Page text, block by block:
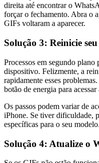
direita até encontrar o
forçar o fechamento. Abra o
GIFs voltaram a aparecer.
Solução 3: Reinicie
Processos em segundo plano
dispositivo. Felizmente, a
rapidamente esses
botão de energia para
Os passos podem variar de
iPhone. Se tiver dificuldade,
específicas para o seu modelo.
Solução 4: Atualize o